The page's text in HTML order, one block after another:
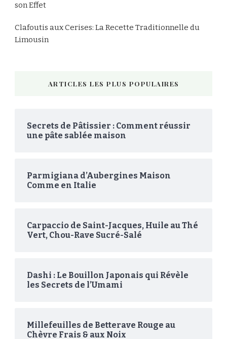
son Effet
Clafoutis aux Cerises: La Recette Traditionnelle du
Limousin
ARTICLES LES PLUS POPULAIRES
Secrets de Pâtissier : Comment réussir
une pâte sablée maison
Parmigiana d’Aubergines Maison
Comme en Italie
Carpaccio de Saint-Jacques, Huile au Thé
Vert, Chou-Rave Sucré-Salé
Dashi : Le Bouillon Japonais qui Révèle
les Secrets de l’Umami
Millefeuilles de Betterave Rouge au
Chèvre Frais & aux Noix